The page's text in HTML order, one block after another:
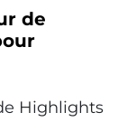
de
Highlights